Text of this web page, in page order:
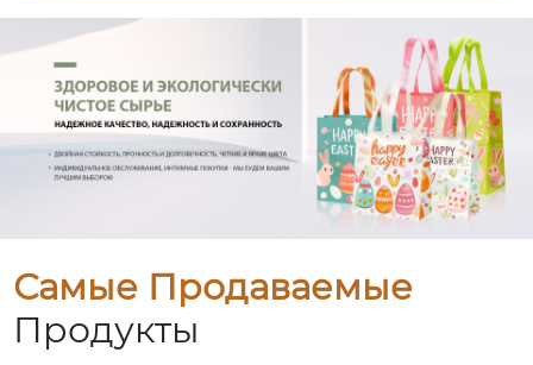
Самые Продаваемые
Продукты